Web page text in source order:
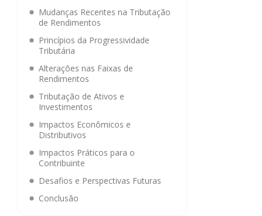
Mudanças Recentes na Tributação
de Rendimentos
Princípios da Progressividade
Tributária
Alterações nas Faixas de
Rendimentos
Tributação de Ativos e
Investimentos
Impactos Econômicos e
Distributivos
Impactos Práticos para o
Contribuinte
Desafios e Perspectivas Futuras
Conclusão